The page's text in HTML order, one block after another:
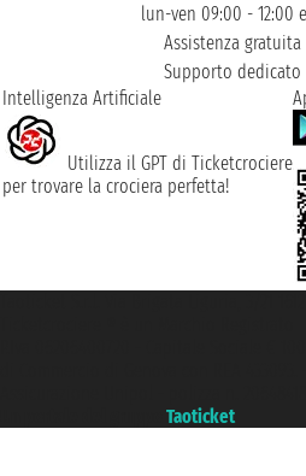
lun-ven 09:00 - 12:00
Assistenza gratuita
Supporto dedicato
Intelligenza Artificiale
Utilizza il GPT di Ticketcrociere
per trovare la crociera perfetta!
Taoticket